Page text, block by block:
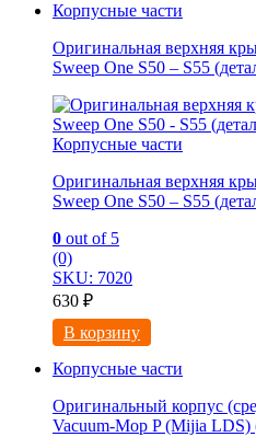
Корпусные части
Оригинальная верхняя
Sweep One S50 – S55
Корпусные части
Оригинальная верхняя
Sweep One S50 – S55
0 out of 5
(0)
SKU: 7020
630 ₽
В корзину
Корпусные части
Оригинальный корпус
Vacuum-Mop P (Mijia LDS)